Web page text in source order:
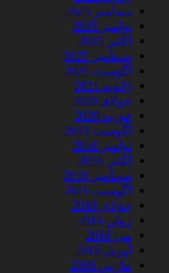
دسامبر 2025
نوامبر 2025
اکتبر 2025
سپتامبر 2025
آگوست 2025
ژانویه 2021
جولای 2020
فوریه 2020
آگوست 2019
نوامبر 2016
اکتبر 2016
سپتامبر 2016
آگوست 2016
جولای 2016
ژوئن 2016
می 2016
آوریل 2016
مارس 2016